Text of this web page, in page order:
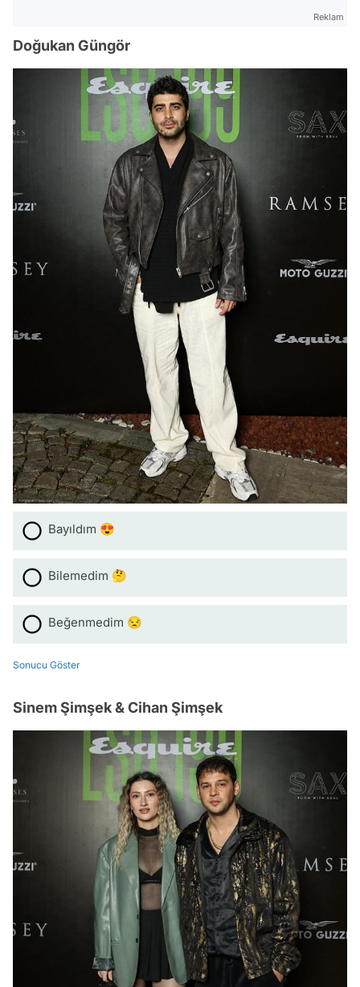
Reklam
Doğukan Güngör
Bayıldım 😍
Bilemedim 🤔
Beğenmedim 😒
Sonucu Göster
Sinem Şimşek & Cihan Şimşek